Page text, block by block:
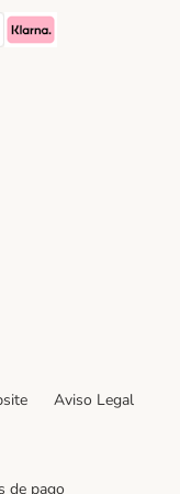
Method
Method
Klarna Payment Method
Aviso Legal
de pago